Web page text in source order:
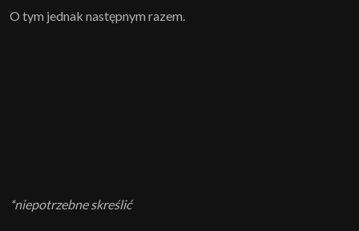
O tym jednak następnym razem.
*niepotrzebne skreślić